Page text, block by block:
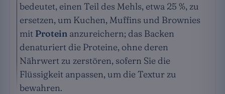
bedeutet, einen Teil des Mehls, etwa 25 %, zu
ersetzen, um Kuchen, Muffins und Brownies
mit Protein anzureichern; das Backen
denaturiert die Proteine, ohne deren
Nährwert zu zerstören, sofern Sie die
Flüssigkeit anpassen, um die Textur zu
bewahren.